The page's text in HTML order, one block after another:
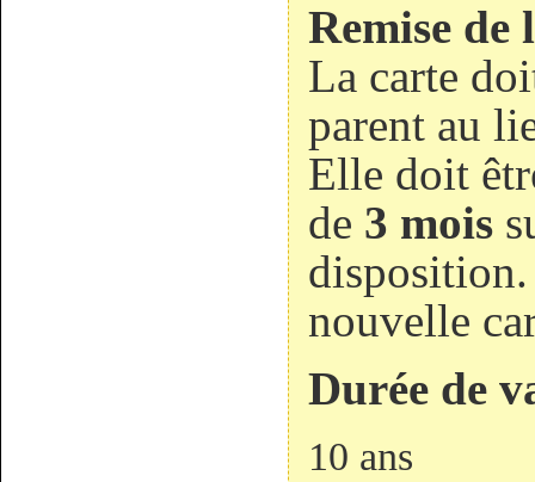
Remise de
La carte
parent au
Elle doit
de 3 mois
disposition.
nouvelle
Durée de
10 ans